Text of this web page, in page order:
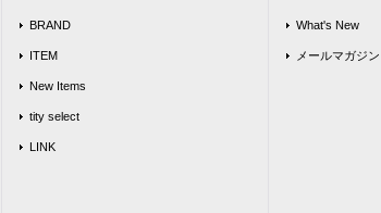
BRAND
ITEM
New Items
tity select
LINK
What's New
メールマガジン